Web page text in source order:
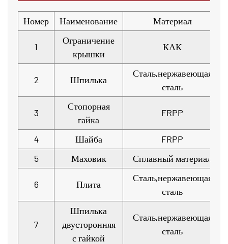
Номер Наименование Материал
1
Ограничение
крышки
КАК
2 Шпилька
Сталь,нержавеющая
сталь
3
Стопорная
гайка
FRPP
4 Шайба
FRPP
5
Маховик Сплавный материал
6 Плита
Сталь,нержавеющая
сталь
7
Шпилька
двусторонняя
с гайкой
Сталь,нержавеющая
сталь